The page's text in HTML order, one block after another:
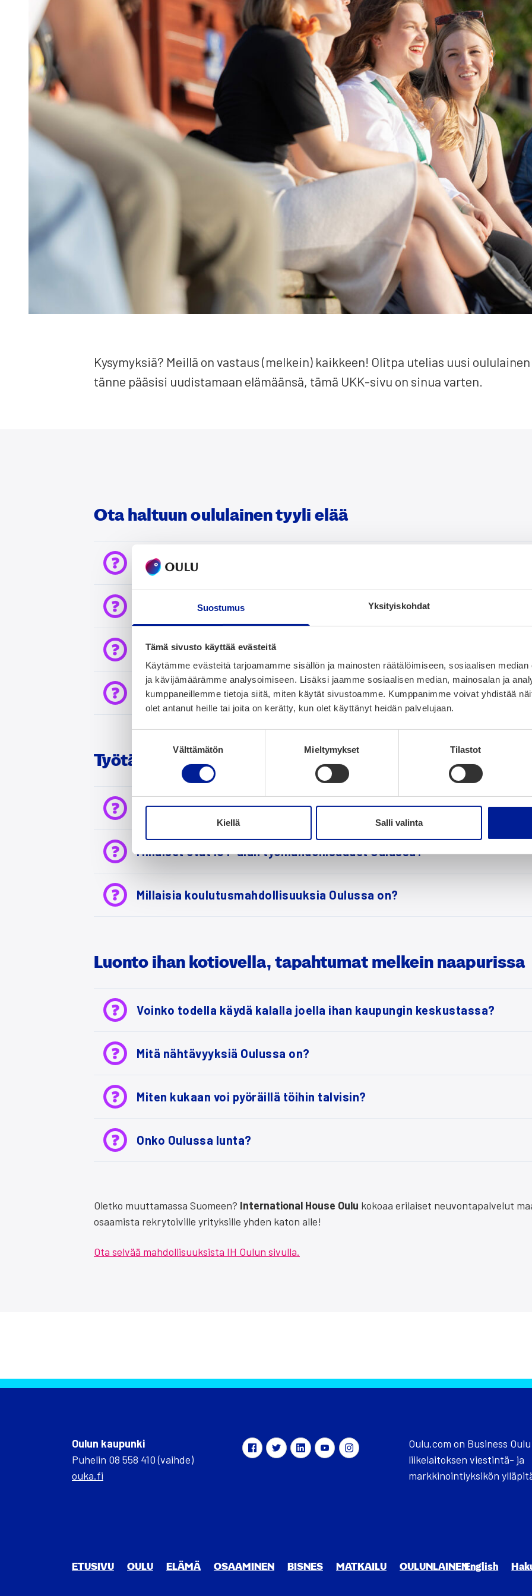
Suostumus Yksityiskohdat
Tämä sivusto käyttää evästeitä
Käytämme evästeitä tarjoamamme sisällön ja mainosten räätälöimiseen, sosiaalisen
ja kävijämäärämme analysoimiseen. Lisäksi jaamme sosiaalisen median, mainosalan ja
kumppaneillemme tietoja siitä, miten käytät sivustoamme. Kumppanimme voivat yhdistää
olet antanut heille tai joita on kerätty, kun olet käyttänyt heidän palvelujaan.
Välttämätön Mieltymykset Tilastot
Kiellä Salli valinta
Kysy­myk­siä? Meil­lä on vas­taus (mel­kein) kaik­keen! Olit­pa ute­lias uusi
tän­ne pää­si­si uudis­ta­maan elä­mään­sä, tämä UKK-sivu on sinua var­ten.
Ota hal­tuun oulu­lai­nen tyy­li elää
Onko Oulu vil­kas kau­pun­ki?
Mitä voin teh­dä vapaa-ajal­la? Mil­lai­sia tapah­tu­mia Oulus­sa
Mikä on käte­vin tapa liik­kua Oulus­sa?
Onko asu­mi­nen kal­lis­ta Oulus­sa?
Työ­tä ja opis­ke­lua poh­joi­sen par­haas­sa pai­kas­sa
Mil­lai­sia pal­kat ovat Oulus­sa esi­mer­kik­si ICT-alal­la?
Mil­lai­set ovat ICT-alan työ­mah­dol­li­suu­det Oulus­sa?
Mil­lai­sia kou­lu­tus­mah­dol­li­suuk­sia Oulus­sa on?
Luon­to ihan kotio­vel­la, tapah­tu­mat mel­kein naa­pu­ris­sa
Voin­ko todel­la käy­dä kalal­la joel­la ihan kau­pun­gin kes­kus­tas­sa?
Mitä näh­tä­vyyk­siä Oulus­sa on?
Miten kukaan voi pyö­räil­lä töi­hin tal­vi­sin?
Onko Oulus­sa lun­ta?
Olet­ko muut­ta­mas­sa Suo­meen? Inter­na­tio­nal House Oulu koko­aa eri­lai­set neu­von­ta­pal­ve­lut
osaa­mis­ta rek­ry­toi­vil­le yri­tyk­sil­le yhden katon alle!
Ota sel­vää mah­dol­li­suuk­sis­ta IH Oulun sivul­la.
Oulun kaupunki
Puhelin 08 558 410 (vaihde)
ouka.fi
Oulu.com on Business
liikelaitoksen viestintä- ja
markkinointiyksikön
ETUSIVU OULU ELÄ­MÄ OSAA­MI­NEN BIS­NES MAT­KAI­LU OULUN­LAI­NENEnglish